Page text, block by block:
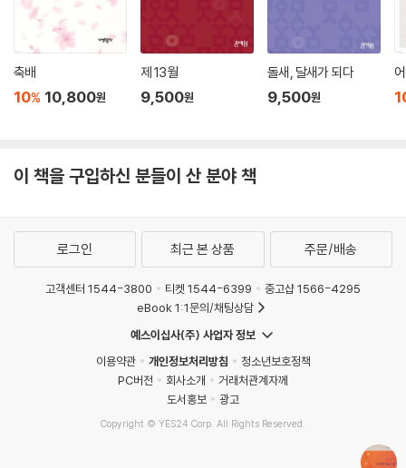
계간평
채수옥 _ ‘나’를 지탱해가는 관계의 방식들 _ 270
축배
10% 10,800원
제 13월
9,500원
돌새, 달새가 되다
9,500원
이 책을 구입하신 분들이 산 분야 책
로그인 최근 본 상품 주문/배송
고객센터 1544-3800 티켓 1544-6399
중고샵 1566-4295
eBook 1:1문의/채팅상담
예스이십사(주) 사업자 정보
이용약관
개인정보처리방침
청소년보호정책
PC버전
회사소개
거래처관계자께
도서홍보
광고
Copyright © YES24 Corp. All Rights Reserved.